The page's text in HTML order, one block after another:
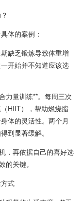
体的案例：
缺乏锻炼导致体重增
开始并不知道应该选
力量训练**。每周三次
HIIT），帮助燃烧脂
体的灵活性。两个月
到显著缓解。
，再依据自己的喜好选
关键。
式